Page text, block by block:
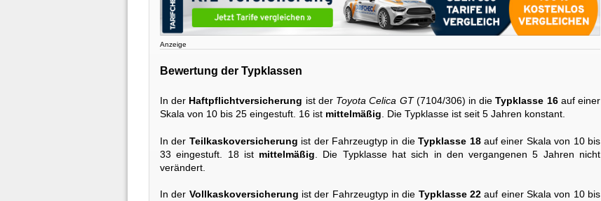
Anzeige
Bewertung der Typklassen
In der Haftpflichtversicherung ist der Toyota Celica GT(7104/306) in dieTypklasse 16auf einer
Skala von 10 bis 25 eingestuft. 16 ist mittelmäßig . Die Typklasse ist seit 5 Jahren konstant.
In der Teilkaskoversicherung ist der Fahrzeugtyp in dieTypklasse 18auf einer Skala von 10 bis
33 eingestuft. 18 ist mittelmäßig . Die Typklasse hat sich in den vergangenen 5 Jahren nicht
verändert.
In der Vollkaskoversicherung ist der Fahrzeugtyp in die Typklasse 22 auf einer Skala von 10 bis